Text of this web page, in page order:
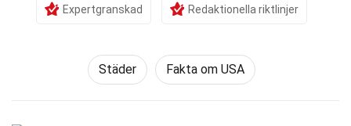
Expertgranskad Redaktionella riktlinjer
Städer Fakta om USA